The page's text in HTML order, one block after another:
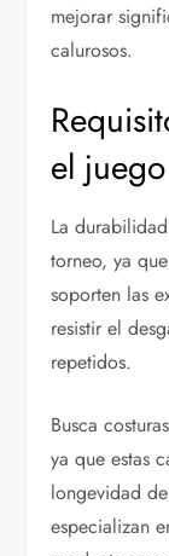
mejorar
calurosos.
el
La
torneo, ya
soporten las
resistir el
repetidos.
Busca
ya que estas
longevidad
especializan